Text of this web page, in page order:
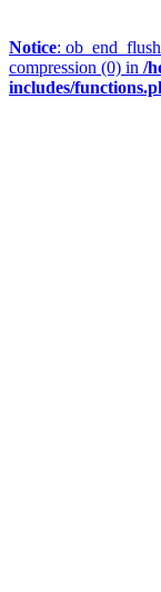
Notice:
compression (0) in /
includes/